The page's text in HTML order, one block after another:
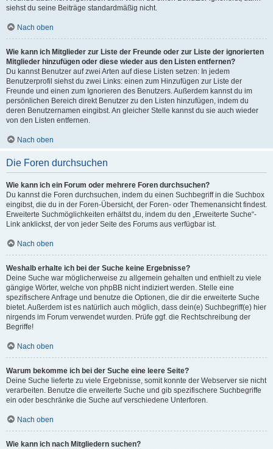
siehst du seine Beiträge standardmäßig nicht.
Nach oben
Wie kann ich Mitglieder zur Liste der Freunde oder zur Liste der ignorierten
Mitglieder hinzufügen oder diese wieder aus den Listen entfernen?
Du kannst Benutzer auf zwei Arten auf diese Listen setzen: In jedem
Benutzerprofil siehst du zwei Links: einen zum Hinzufügen zur Liste der
Freunde und einen zum Ignorieren des Benutzers. Außerdem kannst du im
persönlichen Bereich direkt Benutzer zu den Listen hinzufügen, indem du
deren Benutzernamen eingibst. An gleicher Stelle kannst du sie auch wieder
von den Listen entfernen.
Nach oben
Die Foren durchsuchen
Wie kann ich ein Forum oder mehrere Foren durchsuchen?
Du kannst die Foren durchsuchen, indem du einen Suchbegriff in die Suchbox
eingibst, die du in der Foren-Übersicht, der Foren- oder Themenansicht findest.
Erweiterte Suchmöglichkeiten erhältst du, indem du den „Erweiterte Suche“-
Link anklickst, der von jeder Seite des Forums aus verfügbar ist.
Nach oben
Weshalb erhalte ich bei der Suche keine Ergebnisse?
Deine Suche war möglicherweise zu allgemein gehalten und enthielt zu viele
gängige Wörter, welche von phpBB nicht indiziert werden. Stelle eine
spezifischere Anfrage und benutze die Optionen, die dir die erweiterte Suche
bietet. Außerdem ist es natürlich auch möglich, dass dein(e) Suchbegriff(e) hier
nirgends im Forum verwendet wurden. Prüfe ggf. die Rechtschreibung der
Begriffe!
Nach oben
Warum bekomme ich bei der Suche eine leere Seite?
Deine Suche lieferte zu viele Ergebnisse, somit konnte der Webserver sie nicht
verarbeiten. Benutze die erweiterte Suche und gib spezifischere Suchbegriffe
ein oder beschränke die Suche auf verschiedene Unterforen.
Nach oben
Wie kann ich nach Mitgliedern suchen?